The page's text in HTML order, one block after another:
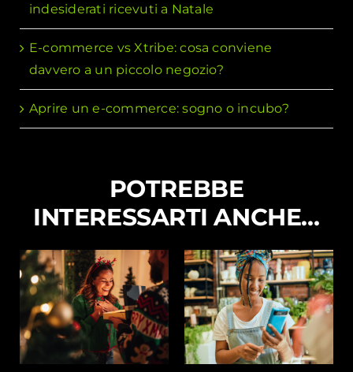
indesiderati ricevuti a Natale
E-commerce vs Xtribe: cosa conviene
davvero a un piccolo negozio?
Aprire un e-commerce: sogno o incubo?
POTREBBE
INTERESSARTI ANCHE…